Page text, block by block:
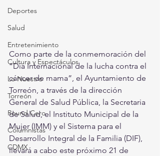
Deportes
Salud
Entretenimiento
Cultura y Espectáculos
Lo Nuestro
Torreón
Round Cero
Columnistas
CDMX
Como parte de la conmemoración del
“Día Internacional de la lucha contra el
cáncer de mama”, el Ayuntamiento de
Torreón, a través de la dirección
General de Salud Pública, la Secretaria
de Salud, el Instituto Municipal de la
Mujer (IMM) y el Sistema para el
Desarrollo Integral de la Familia (DIF),
llevará a cabo este próximo 21 de